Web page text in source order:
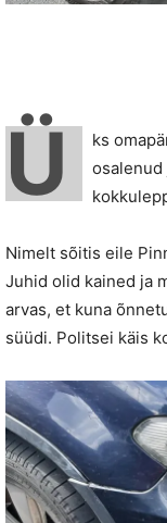
Ü
ks
osalenud
Nimelt sõitis eile
Juhid olid kained ja
arvas, et kuna
süüdi. Politsei käis